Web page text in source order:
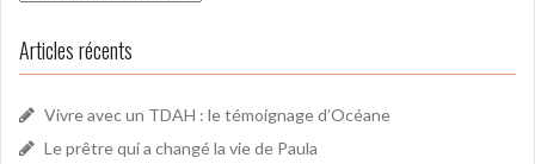
Articles récents
Vivre avec un TDAH : le témoignage d’Océane
Le prêtre qui a changé la vie de Paula